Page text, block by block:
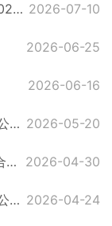
平江县医疗保障局行政检查情况统计表(2026) 2026-07-10
2026-06-25
2026-06-16
湖南省民意反映渠道一体化平台办理情况公示【2026】（010320260112009128） 2026-05-20
平江县发展和改革局“双随机、一公开”联合抽查工作实施方案（2026年） 2026-04-30
湖南省民意反映渠道一体化平台办理情况公示[2026]（010320260402001847） 2026-04-24